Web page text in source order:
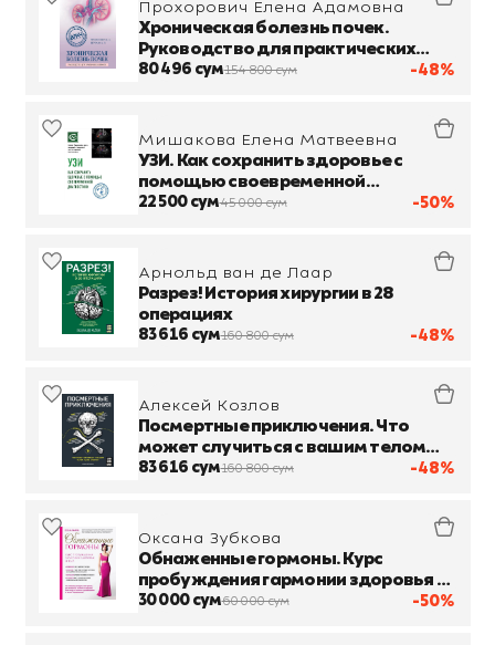
-48%
Прохорович Елена Адамовна
Хроническая болезнь почек.
Руководство для практических
врачей
80 496 сум154 800 сум
-50%
Мишакова Елена Матвеевна
УЗИ. Как сохранить здоровье с
помощью своевременной
диагностики
22 500 сум45 000 сум
-48%
Арнольд ван де Лаар
Разрез! История хирургии в 28
операциях
83 616 сум160 800 сум
-48%
Алексей Козлов
Посмертные приключения. Что
может случиться с вашим телом
после смерти?
83 616 сум160 800 сум
-50%
Оксана Зубкова
Обнаженные гормоны. Курс
пробуждения гармонии здоровья и
тела
30 000 сум60 000 сум